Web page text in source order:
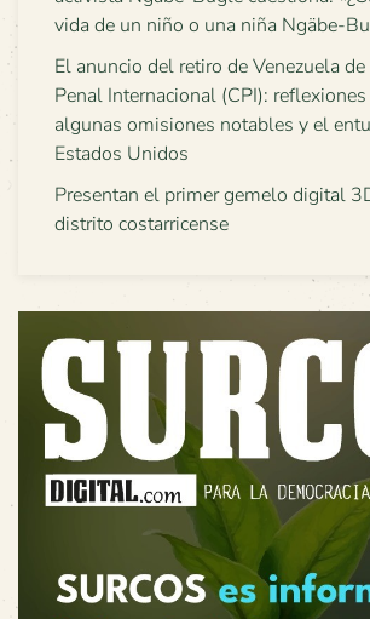
vida de un niño o una niña Ngäbe-
El anuncio del retiro de Venezuela
Penal Internacional (CPI):
algunas omisiones notables y el
Estados Unidos
Presentan el primer gemelo digital
distrito costarricense